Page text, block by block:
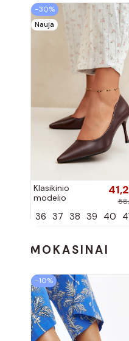
−30%
Nauja
Klasikinio
modelio
bateliai iš
spalvos Nesha
36 37 38 39 40
MOKASINAI
−10%